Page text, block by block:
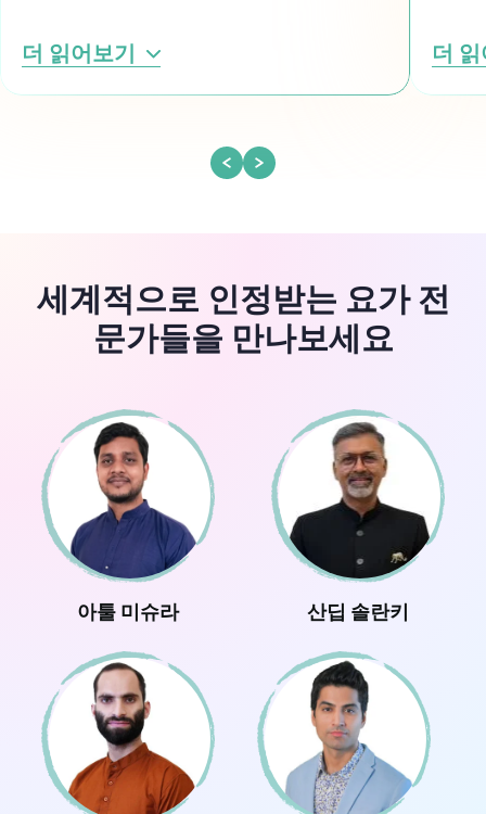
더 읽어보기 더
세계적으로 인정받는 요가 전
문가들을 만나보세요
아툴 미슈라 산딥 솔란키